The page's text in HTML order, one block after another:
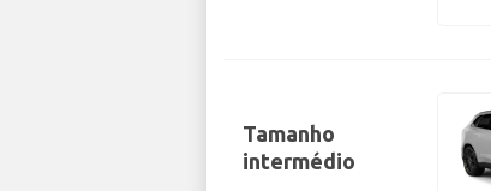
Tamanho
intermédio